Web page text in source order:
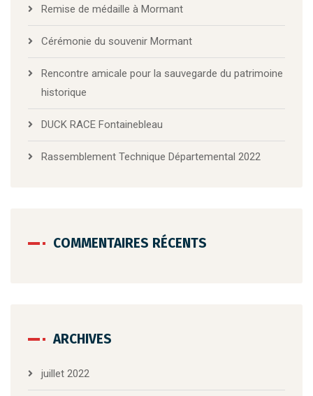
Remise de médaille à Mormant
Cérémonie du souvenir Mormant
Rencontre amicale pour la sauvegarde du patrimoine
historique
DUCK RACE Fontainebleau
Rassemblement Technique Départemental 2022
COMMENTAIRES RÉCENTS
ARCHIVES
juillet 2022